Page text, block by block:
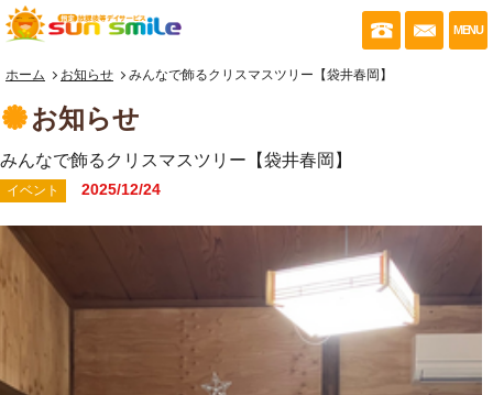
053-430-お問
MENU
ホーム お知らせ みんなで飾るクリスマスツリー【袋井春岡】
お知らせ
みんなで飾るクリスマスツリー【袋井春岡】
イベント 2025/12/24